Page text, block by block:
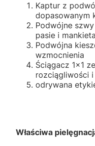
Kaptur z
dopasowanym
Podwójne
pasie i
Podwójna
wzmocnienia
Ściągacz 1x1
rozciągliwości
odrywana
Właściwa